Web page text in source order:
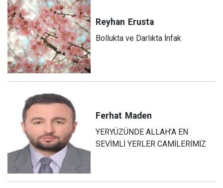
Reyhan Erusta
Bollukta ve Darlıkta İnfak
Ferhat Maden
YERYÜZÜNDE ALLAH’A EN
SEVİMLİ YERLER CAMİLERİMİZ